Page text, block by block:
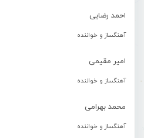
احمد رضایی
آهنگساز و خواننده
امیر مقیمی
آهنگساز و خواننده
محمد بهرامی
آهنگساز و خواننده